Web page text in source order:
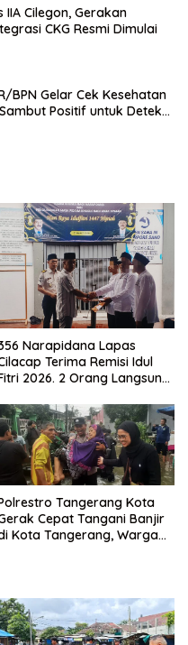
IIA Cilegon, Gerakan
CKG Resmi Dimulai
BPN Gelar Cek Kesehatan
Positif untuk Deteksi
Narapidana Lapas
Terima Remisi Idul
2026. 2 Orang Langsung
Tangerang Kota
Cepat Tangani Banjir
Kota Tangerang, Warga